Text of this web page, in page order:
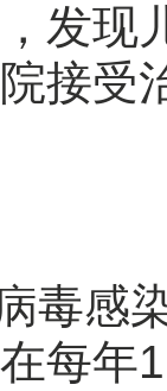
发现
接受
毒感
每年